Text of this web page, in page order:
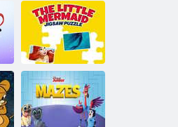
リトル・マー
メイドのジグ
ソーパズル